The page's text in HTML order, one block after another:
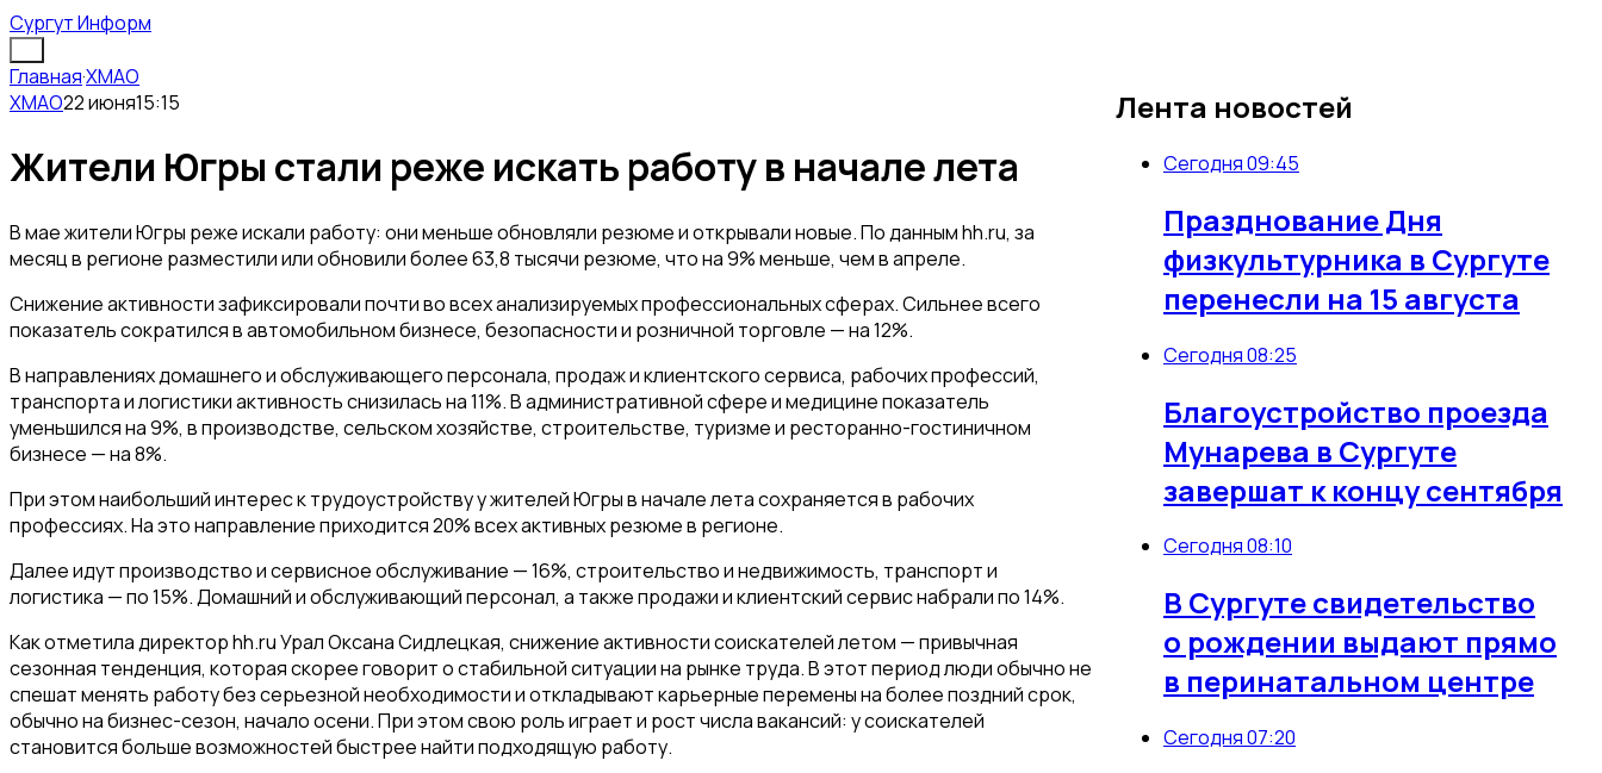
Сургут Информ
Лента новостей
Сегодня 09:45
Празднование Дня
физкультурника в Сургуте
перенесли на 15 августа
Сегодня 08:25
Благоустройство проезда
Мунарева в Сургуте
завершат к концу сентября
Сегодня 08:10
В Сургуте свидетельство
о рождении выдают прямо
в перинатальном центре
Сегодня 07:20
Главная·ХМАО
ХМАО22 июня15:15
Жители Югры стали реже искать работу в начале лета
В мае жители Югры реже искали работу: они меньше обновляли резюме и открывали новые. По данным hh.ru, за
месяц в регионе разместили или обновили более 63,8 тысячи резюме, что на 9% меньше, чем в апреле.
Снижение активности зафиксировали почти во всех анализируемых профессиональных сферах. Сильнее всего
показатель сократился в автомобильном бизнесе, безопасности и розничной торговле — на 12%.
В направлениях домашнего и обслуживающего персонала, продаж и клиентского сервиса, рабочих профессий,
транспорта и логистики активность снизилась на 11%. В административной сфере и медицине показатель
уменьшился на 9%, в производстве, сельском хозяйстве, строительстве, туризме и ресторанно-гостиничном
бизнесе — на 8%.
При этом наибольший интерес к трудоустройству у жителей Югры в начале лета сохраняется в рабочих
профессиях. На это направление приходится 20% всех активных резюме в регионе.
Далее идут производство и сервисное обслуживание — 16%, строительство и недвижимость, транспорт и
логистика — по 15%. Домашний и обслуживающий персонал, а также продажи и клиентский сервис набрали по 14%.
Как отметила директор hh.ru Урал Оксана Сидлецкая, снижение активности соискателей летом — привычная
сезонная тенденция, которая скорее говорит о стабильной ситуации на рынке труда. В этот период люди обычно не
спешат менять работу без серьезной необходимости и откладывают карьерные перемены на более поздний срок,
обычно на бизнес-сезон, начало осени. При этом свою роль играет и рост числа вакансий: у соискателей
становится больше возможностей быстрее найти подходящую работу.